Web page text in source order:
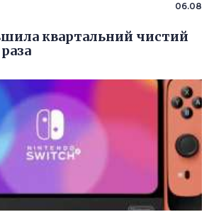
06.08
квартальний чистий